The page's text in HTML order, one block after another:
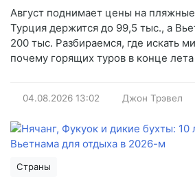
Август поднимает цены на
Турция держится до 99,5 тыс., а
200 тыс. Разбираемся, где искать
почему горящих туров в конце
04.08.2026 13:02 Джон Трэвел
Страны